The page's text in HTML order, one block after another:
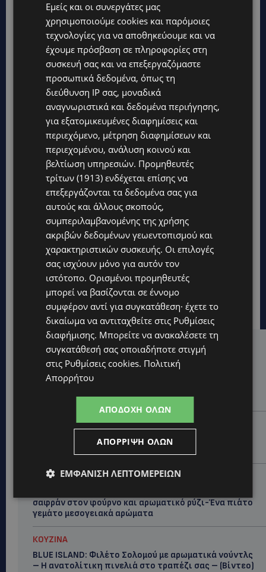
Hot this week
UPDATES
Επένδυση €31 εκατ. για εκσυγχρονισμό των
Υπηρεσιών Κοινωνικής Ευημερίας
BLUE ISLAND: Γαρίδες στα κάρβουνα με αρωματική
VIBE NEWS
σαφράν στον φούρνο και αρωματικό ρύζι-Ένα πιάτο
γεμάτο μεσογειακά αρώματα
ΚΟΥΖΙΝΑ
BLUE ISLAND: Φιλέτο Σολομού με αρωματικά νούντλς
– Η ανατολίτικη πινελιά στο τραπέζι σας – (Βίντεο)
Εμείς και οι συνεργάτες μας
χρησιμοποιούμε cookies και παρόμοιες
τεχνολογίες για να αποθηκεύουμε και να
έχουμε πρόσβαση σε πληροφορίες στη
συσκευή σας και να επεξεργαζόμαστε
προσωπικά δεδομένα, όπως τη
διεύθυνση IP σας, μοναδικά
αναγνωριστικά και δεδομένα περιήγησης,
για εξατομικευμένες διαφημίσεις και
περιεχόμενο, μέτρηση διαφημίσεων και
περιεχομένου, ανάλυση κοινού και
βελτίωση υπηρεσιών. Προμηθευτές
τρίτων (1913) ενδέχεται επίσης να
επεξεργάζονται τα δεδομένα σας για
αυτούς και άλλους σκοπούς,
συμπεριλαμβανομένης της χρήσης
ακριβών δεδομένων γεωεντοπισμού και
χαρακτηριστικών συσκευής. Οι επιλογές
σας ισχύουν μόνο για αυτόν τον
ιστότοπο. Ορισμένοι προμηθευτές
μπορεί να βασίζονται σε έννομο
συμφέρον αντί για συγκατάθεση· έχετε το
δικαίωμα να αντιταχθείτε στις Ρυθμίσεις
διαφήμισης. Μπορείτε να ανακαλέσετε τη
συγκατάθεσή σας οποιαδήποτε στιγμή
στις Ρυθμίσεις cookies. Πολιτική
Απορρήτου
ΑΠΟΔΟΧΉ ΌΛΩΝ
ΑΠΌΡΡΙΨΗ ΌΛΩΝ
ΕΜΦΆΝΙΣΗ ΛΕΠΤΟΜΕΡΕΙΏΝ